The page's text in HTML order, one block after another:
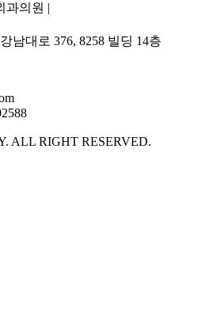
과의원 |
남대로 376, 8258 빌딩 14층
ALL RIGHT RESERVED.